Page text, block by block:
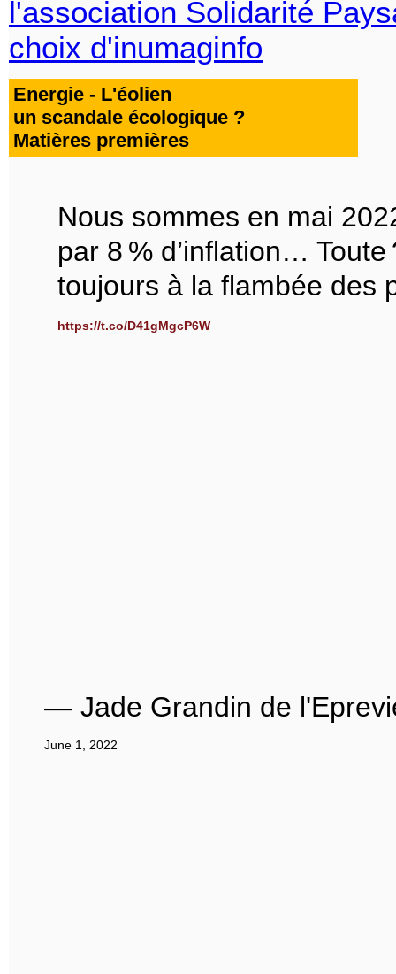
Energie - L'éolien
un scandale écologique ?
Matières premières
Nous sommes en mai
par 8 % d’inflation…
toujours à la flambée des
https://t.co/D41gMgcP6W
— Jade Grandin de
June 1, 2022